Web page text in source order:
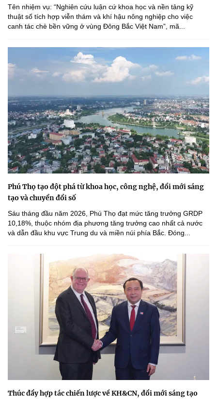
Tên nhiệm vụ: “Nghiên cứu luận cứ khoa học và nền tảng kỹ
thuật số tích hợp viễn thám và khí hậu nông nghiệp cho việc
canh tác chè bền vững ở vùng Đông Bắc Việt Nam”, mã...
Phú Thọ tạo đột phá từ khoa học, công nghệ, đổi mới sáng
tạo và chuyển đổi số
Sáu tháng đầu năm 2026, Phú Thọ đạt mức tăng trưởng GRDP
10,18%, thuộc nhóm địa phương tăng trưởng cao nhất cả nước
và dẫn đầu khu vực Trung du và miền núi phía Bắc. Đóng...
Thúc đẩy hợp tác chiến lược về KH&CN, đổi mới sáng tạo